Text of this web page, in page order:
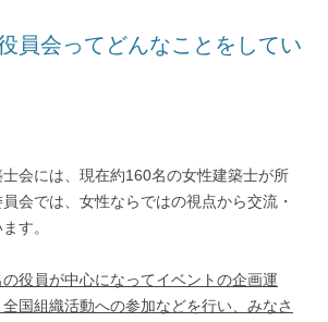
員会ってどんなことをしてい
士会には、現在約160名の女性建築士が所
会では、女性ならではの視点から交流・
す。
役員が中心になってイベントの企画運
国組織活動への参加などを行い、みなさ